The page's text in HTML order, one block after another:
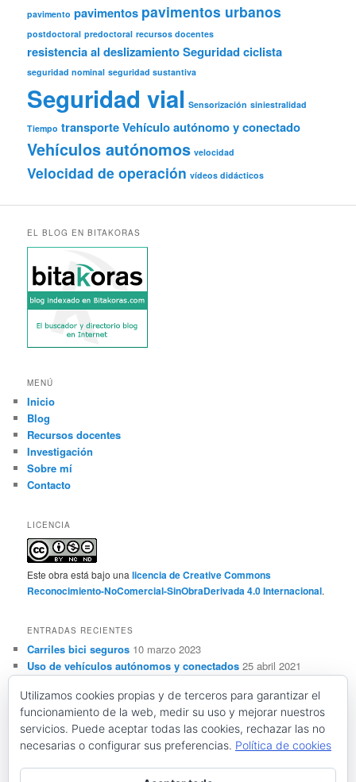
pavimento pavimentos pavimentos urbanos
postdoctoral predoctoral recursos docentes
resistencia al deslizamientoSeguridad ciclista
seguridad nominal seguridad sustantiva
Seguridad vial Sensorización siniestralidad
Tiempo transporteVehículo autónomo y conectado
Vehículos autónomos velocidad
Velocidad de operación vídeos didácticos
EL BLOG EN BITAKORAS
MENÚ
Inicio
Blog
Recursos docentes
Investigación
Sobre mí
Contacto
LICENCIA
Este obra está bajo unalicencia de Creative Commons
Reconocimiento-NoComercial-SinObraDerivada 4.0 Internacional.
ENTRADAS RECIENTES
Carriles bici seguros 10 marzo 2023
Uso de vehículos autónomos y conectados 25 abril 2021
autónomos y conectados 28 marzo 2021
Conceptos básicos sobre vehículos autónomos y
conectados 28 febrero 2021
Resistencia al deslizamiento y seguridad vial 21 noviembre
2020
Utilizamos cookies propias y de terceros para garantizar el
funcionamiento de la web, medir su uso y mejorar nuestros
servicios. Puede aceptar todas las cookies, rechazar las no
necesarias o configurar sus preferencias. Política de cookies